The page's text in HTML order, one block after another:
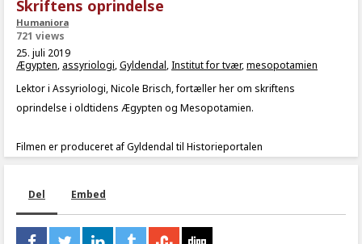
Skriftens oprindelse
Humaniora
721 views
25. juli 2019
Ægypten, assyriologi,Gyldendal,Institut for tvær,mesopotamien
Lektor i Assyriologi, Nicole Brisch, fortæller her om skriftens
oprindelse i oldtidens Ægypten og Mesopotamien.
Filmen er produceret af Gyldendal til Historieportalen
Del Embed